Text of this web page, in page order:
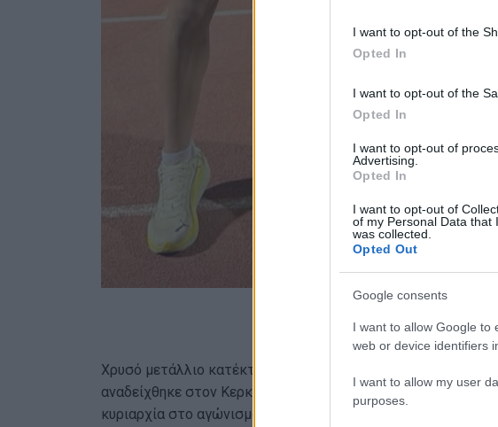
I want to opt-out of the
Opted In
I want to opt-out of the
Opted In
I want to opt-out of
Advertising.
Opted In
I want to opt-out of
of my Personal Data that
was collected.
Opted Out
Google consents
I want to allow Google to
web or device identifiers
I want to allow my user
purposes.
Χρυσό μετάλλιο κατέκτησε και ο Χριστόφορος
αναδείχθηκε στον Κερκυραϊκό ΓΣ, περνώντας τα 5,00 μ. στο
κυριαρχία στο αγώνισμα συμπλήρωσε ο Παναγιώτης Γκέκας